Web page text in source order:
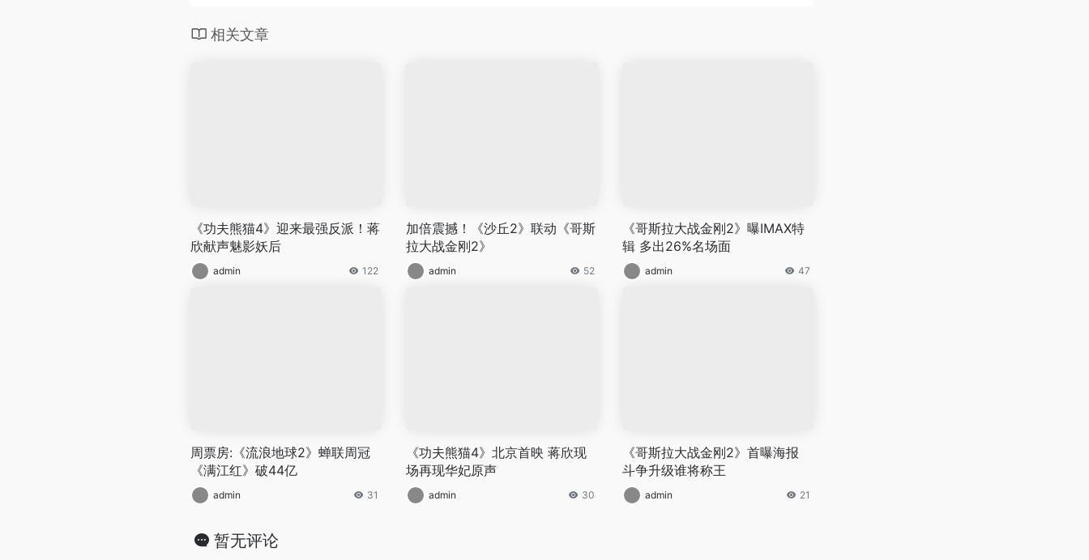
相关文章
《功夫熊猫4》迎来最强反派！蒋
欣献声魅影妖后
admin 122
加倍震撼！《沙丘2》联动《哥斯
拉大战金刚2》
admin 52
《哥斯拉大战金刚2》曝IMAX特
辑 多出26%名场面
admin 47
周票房:《流浪地球2》蝉联周冠
《满江红》破44亿
admin 31
《功夫熊猫4》北京首映 蒋欣现
场再现华妃原声
admin 30
《哥斯拉大战金刚2》首曝海报
斗争升级谁将称王
admin 21
暂无评论